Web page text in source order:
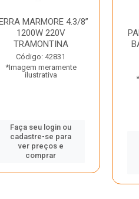
MARMORE 4.3/8”
1200W 220V
TRAMONTINA
Código: 42831
*Imagem meramente
ilustrativa
Faça seu login ou
cadastre-se para
ver preços e
comprar